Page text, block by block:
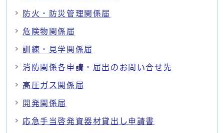
防火・防災管理関係届
危険物関係届
訓練・見学関係届
消防関係各申請・届出のお問い合せ先
高圧ガス関係届
開発関係届
応急手当啓発資器材貸出し申請書